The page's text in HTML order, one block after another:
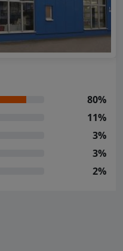
80%
11%
3%
3%
2%